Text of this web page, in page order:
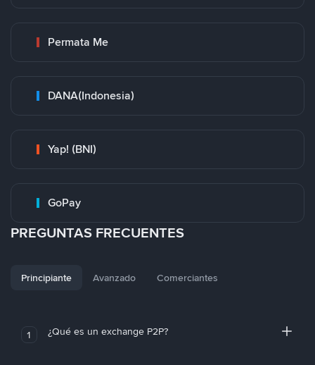
Permata Me
DANA(Indonesia)
Yap! (BNI)
GoPay
PREGUNTAS FRECUENTES
Principiante Avanzado Comerciantes
1 ¿Qué es un exchange P2P?